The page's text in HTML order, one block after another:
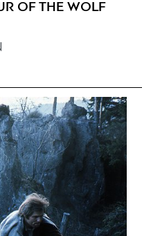
OF THE WOLF